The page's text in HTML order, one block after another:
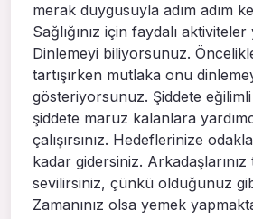
merak duygusuyla adım adım
Sağlığınız için faydalı
Dinlemeyi biliyorsunuz.
tartışırken mutlaka onu
gösteriyorsunuz. Şiddete
şiddete maruz kalanlara
çalışırsınız. Hedeflerinize
kadar gidersiniz.
sevilirsiniz, çünkü olduğunuz
Zamanınız olsa yemek